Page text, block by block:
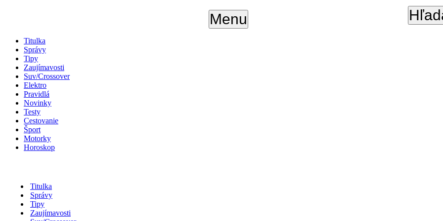
Menu
Titulka
Správy
Tipy
Zaujímavosti
Suv/Crossover
Elektro
Pravidlá
Novinky
Testy
Cestovanie
Šport
Motorky
Horoskop
Titulka
Správy
Tipy
Zaujímavosti